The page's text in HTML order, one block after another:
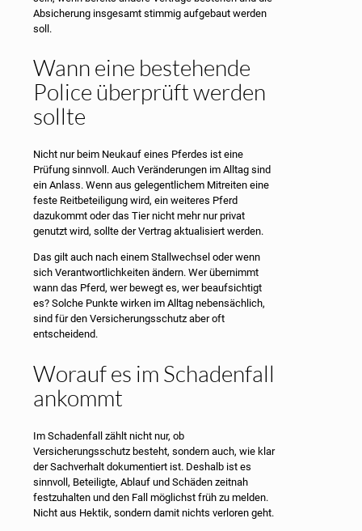
Absicherung insgesamt stimmig aufgebaut werden
soll.
Wann eine bestehende
Police überprüft werden
sollte
Nicht nur beim Neukauf eines Pferdes ist eine
Prüfung sinnvoll. Auch Veränderungen im Alltag sind
ein Anlass. Wenn aus gelegentlichem Mitreiten eine
feste Reitbeteiligung wird, ein weiteres Pferd
dazukommt oder das Tier nicht mehr nur privat
genutzt wird, sollte der Vertrag aktualisiert werden.
Das gilt auch nach einem Stallwechsel oder wenn
sich Verantwortlichkeiten ändern. Wer übernimmt
wann das Pferd, wer bewegt es, wer beaufsichtigt
es? Solche Punkte wirken im Alltag nebensächlich,
sind für den Versicherungsschutz aber oft
entscheidend.
Worauf es im Schadenfall
ankommt
Im Schadenfall zählt nicht nur, ob
Versicherungsschutz besteht, sondern auch, wie klar
der Sachverhalt dokumentiert ist. Deshalb ist es
sinnvoll, Beteiligte, Ablauf und Schäden zeitnah
festzuhalten und den Fall möglichst früh zu melden.
Nicht aus Hektik, sondern damit nichts verloren geht.